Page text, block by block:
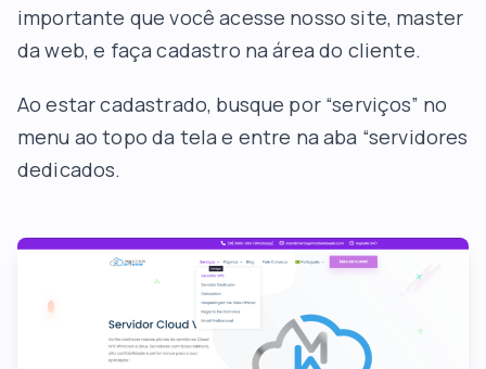
importante que você acesse nosso site, master
da web, e faça cadastro na área do cliente.
Ao estar cadastrado, busque por “serviços” no
menu ao topo da tela e entre na aba “servidores
dedicados.